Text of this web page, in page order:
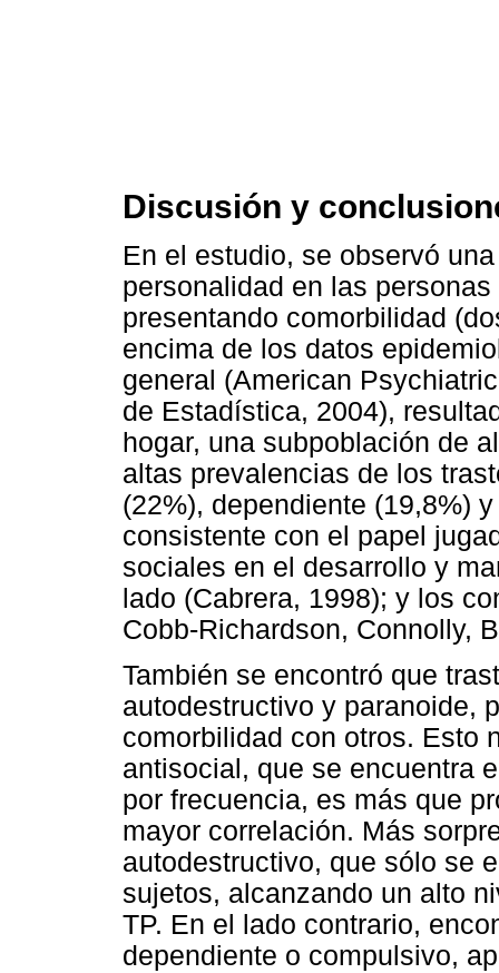
Discusión y
En el estudio, se observó
personalidad en las
presentando comorbilidad
encima de los datos
general (American
de Estadística, 2004),
hogar, una subpoblación de
altas prevalencias de los
(22%), dependiente (19,8%)
consistente con el papel
sociales en el desarrollo y
lado (Cabrera, 1998); y los
Cobb-Richardson, Connolly,
También se encontró que
autodestructivo y paranoide,
comorbilidad con otros. Esto
antisocial, que se encuentra
por frecuencia, es más que
mayor correlación. Más
autodestructivo, que sólo se
sujetos, alcanzando un alto
TP. En el lado contrario,
dependiente o compulsivo,